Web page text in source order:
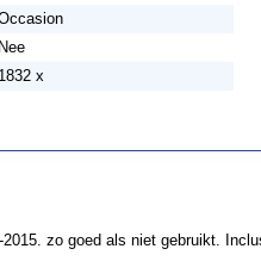
Nee
1832 x
zo goed als niet gebruikt.